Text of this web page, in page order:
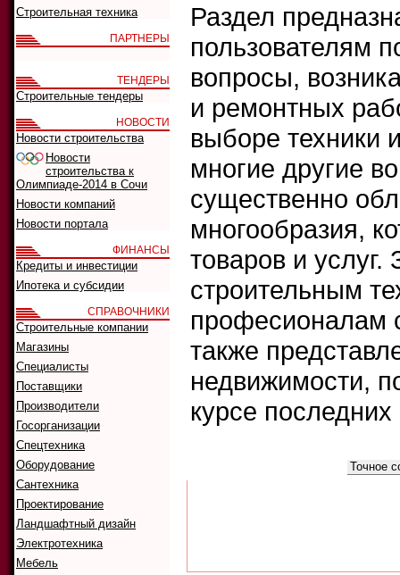
Раздел
пользователям
вопросы,
и ремонтных
выборе
многие другие
существенно
многообразия,
товаров и
строительным
професионалам
также
недвижимости,
курсе
Строительная техника
ПАРТНЕРЫ
ТЕНДЕРЫ
Строительные тендеры
НОВОСТИ
Новости строительства
Новости
строительства к
Олимпиаде-2014 в Сочи
Новости компаний
Новости портала
ФИНАНСЫ
Кредиты и инвестиции
Ипотека и субсидии
СПРАВОЧНИКИ
Строительные компании
Магазины
Специалисты
Поставщики
Производители
Госорганизации
Спецтехника
Оборудование
Сантехника
Проектирование
Ландшафтный дизайн
Электротехника
Мебель